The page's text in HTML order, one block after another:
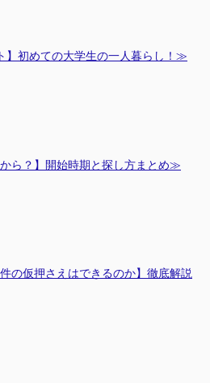
】初めての大学生の一人暮らし！≫
から？】開始時期と探し方まとめ≫
の仮押さえはできるのか】徹底解説